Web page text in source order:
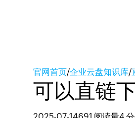
官网首页/企业云盘知识库/
可以直链